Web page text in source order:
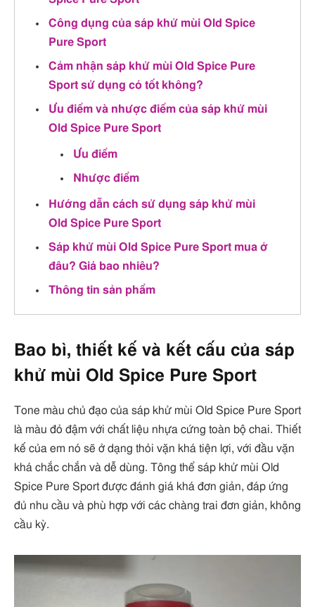
Công dụng của sáp khử mùi Old Spice
Pure Sport
Cảm nhận sáp khử mùi Old Spice Pure
Sport sử dụng có tốt không?
Ưu điểm và nhược điểm của sáp khử mùi
Old Spice Pure Sport
Ưu điểm
Nhược điểm
Hướng dẫn cách sử dụng sáp khử mùi
Old Spice Pure Sport
Sáp khử mùi Old Spice Pure Sport mua ở
đâu? Giá bao nhiêu?
Thông tin sản phẩm
Bao bì, thiết kế và kết cấu của sáp
khử mùi Old Spice Pure Sport
Tone màu chủ đạo của sáp khử mùi Old Spice Pure Sport
là màu đỏ đậm với chất liệu nhựa cứng toàn bộ chai. Thiết
kế của em nó sẽ ở dạng thỏi vặn khá tiện lợi, với đầu vặn
khá chắc chắn và dễ dùng. Tông thể sáp khử mùi Old
Spice Pure Sport được đánh giá khá đơn giản, đáp ứng
đủ nhu cầu và phù hợp với các chàng trai đơn giản, không
cầu kỳ.